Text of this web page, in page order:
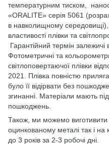
температурним тиском,
«ORALITE» серія 5061
в навколищному середовищі),
властивості плівки та
Гарантійний термін залежичі
Фотометричні та
світлоповертаючої плівки
2021. Плівка повністю
було її відірвати без
згинанні. Матеріали мають
пошкоджень.
Також, ми можемо виготивити
оцинкованому металі так і на
до 3 років за 2-3 робочі дні.